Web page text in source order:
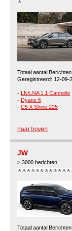
Totaal aantal
Geregistreerd: 12-09-
- LN/LNA 1.1 Cannelle
- Dyane 6
- C5 X Shine 225
naar boven
JW
> 3000 berichten
Totaal aantal